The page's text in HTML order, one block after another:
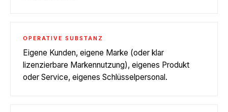
OPERATIVE SUBSTANZ
Eigene Kunden, eigene Marke (oder klar
lizenzierbare Markennutzung), eigenes Produkt
oder Service, eigenes Schlüsselpersonal.